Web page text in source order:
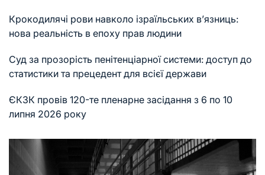
Крокодилячі рови навколо ізраїльських в’язниць:
нова реальність в епоху прав людини
Суд за прозорість пенітенціарної системи: доступ до
статистики та прецедент для всієї держави
ЄКЗК провів 120-те пленарне засідання з 6 по 10
липня 2026 року